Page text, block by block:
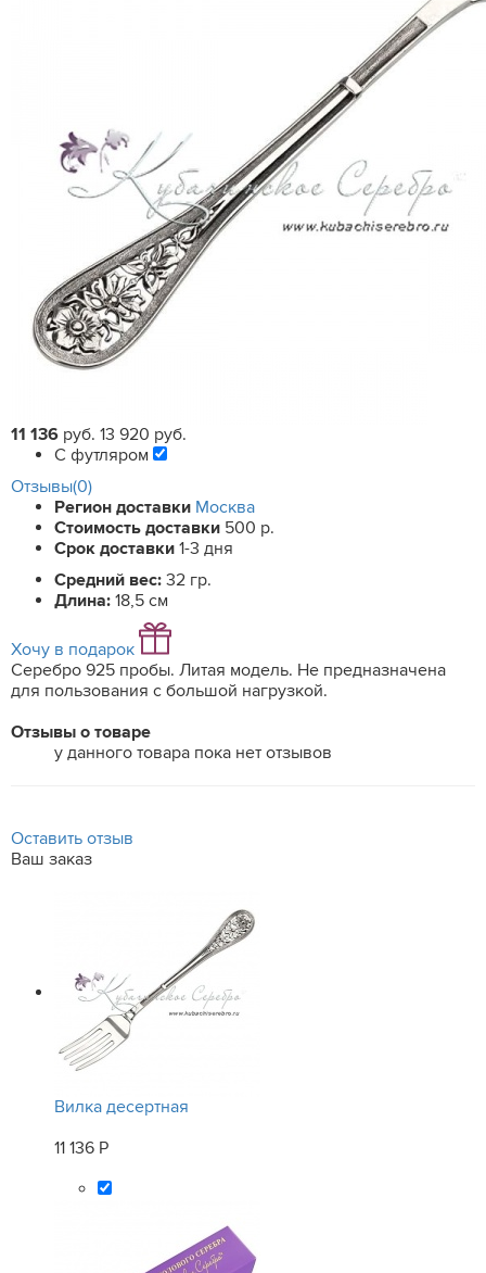
11 136 руб. 13 920 руб.
С футляром
Отзывы(0)
Регион доставки Москва
Стоимость доставки 500 р.
Срок доставки 1-3 дня
Средний вес: 32 гр.
Длина: 18,5 см
Хочу в подарок
Серебро 925 пробы. Литая модель. Не предназначена
для пользования с большой нагрузкой.
Отзывы о товаре
у данного товара пока нет отзывов
Оставить отзыв
Ваш заказ
Вилка десертная
11 136 Р